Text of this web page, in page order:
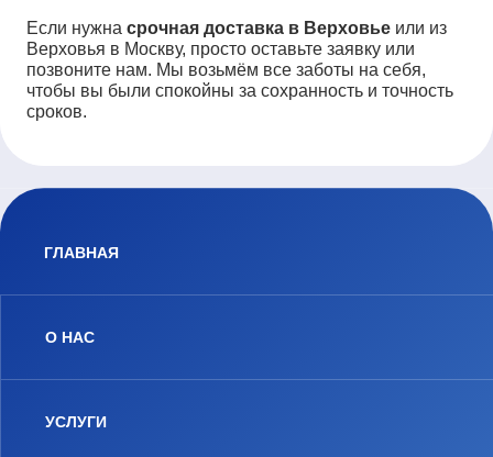
Если нужна срочная доставка в Верховье или из
Верховья в Москву, просто оставьте заявку или
позвоните нам. Мы возьмём все заботы на себя,
чтобы вы были спокойны за сохранность и точность
сроков.
ГЛАВНАЯ
О НАС
УСЛУГИ